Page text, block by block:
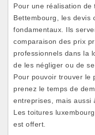
Pour une réalisation
Bettembourg, les devis
fondamentaux. Ils
comparaison des prix
professionnels dans la
de les négliger ou de
Pour pouvoir trouver le
prenez le temps de
entreprises, mais aussi
Les toitures
est offert.